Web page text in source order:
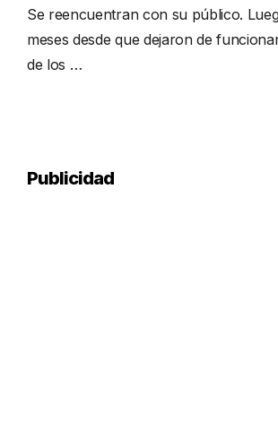
Se reencuentran con su público.
meses desde que dejaron de
de los …
Publicidad